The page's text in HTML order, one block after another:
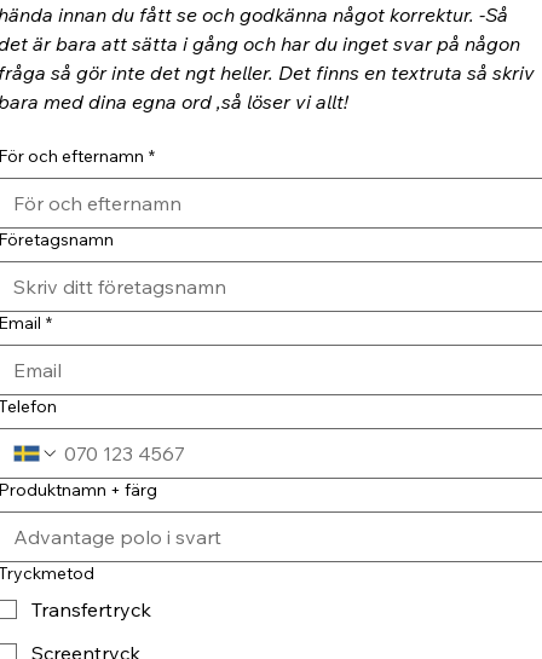
innan du fått se och godkänna något korrektur. -Så
är bara att sätta i gång och har du inget svar på någon
så gör inte det ngt heller. Det finns en textruta så skriv
med dina egna ord ,så löser vi allt!
och efternamn *
*
+ färg
Transfertryck
Screentryck